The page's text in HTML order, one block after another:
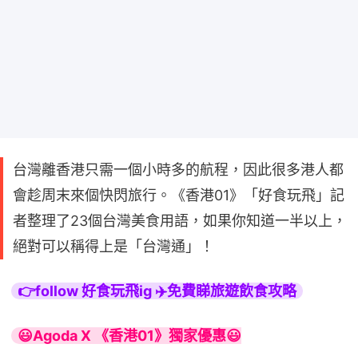
台灣離香港只需一個小時多的航程，因此很多港人都
會趁周末來個快閃旅行。《香港01》「好食玩飛」記
者整理了23個台灣美食用語，如果你知道一半以上，
絕對可以稱得上是「台灣通」！
👉follow 好食玩飛ig ✈️免費睇旅遊飲食攻略
😃Agoda X 《香港01》獨家優惠😃